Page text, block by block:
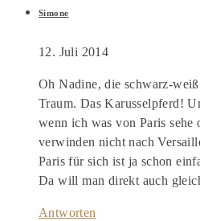
Simone
12. Juli 2014
Oh Nadine, die schwarz-
Traum. Das Karusselpferd!
wenn ich was von Paris sehe
verwinden nicht nach
Paris für sich ist ja schon
Da will man direkt auch
Antworten